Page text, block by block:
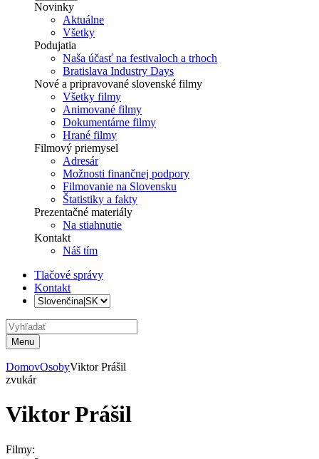
Novinky
Aktuálne
Všetky
Podujatia
Naša účasť na festivaloch a trhoch
Bratislava Industry Days
Nové a pripravované slovenské filmy
Všetky filmy
Animované filmy
Dokumentárne filmy
Hrané filmy
Filmový priemysel
Adresár
Možnosti finančnej podpory
Filmovanie na Slovensku
Štatistiky a fakty
Prezentačné materiály
Na stiahnutie
Kontakt
Náš tím
Tlačové správy
Kontakt
Menu
DomovOsobyViktor Prášil
zvukár
Viktor Prášil
Filmy: